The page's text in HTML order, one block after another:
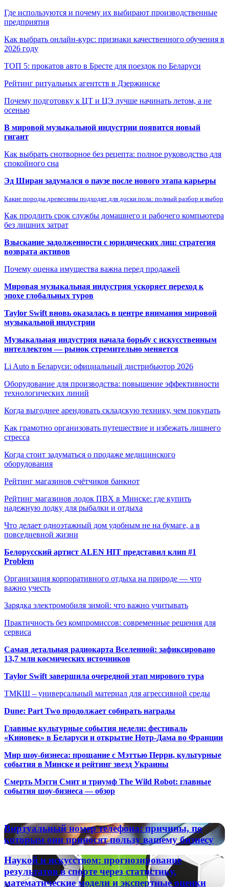
Где используются и почему их выбирают производственные
предприятия
Как выбрать онлайн-курс: признаки качественного обучения в
2026 году
ТОП 5: прокатов авто в Бресте для поездок по Беларуси
Рейтинг ритуальных агентств в Дзержинске
Почему подготовку к ЦТ и ЦЭ лучше начинать летом, а не
осенью
В мировой музыкальной индустрии появится новый
гигант
Как выбрать снотворное без рецепта: полное руководство для
спокойного сна
Эд Ширан задумался о паузе после нового этапа карьеры
Какие породы древесины подходят для доски пола: полный разбор и выбор
Как продлить срок службы домашнего и рабочего компьютера
без лишних затрат
Взыскание задолженности с юридических лиц: стратегия
возврата активов
Почему оценка имущества важна перед продажей
Мировая музыкальная индустрия ускоряет переход к
эпохе глобальных туров
Taylor Swift вновь оказалась в центре внимания мировой
музыкальной индустрии
Музыкальная индустрия начала борьбу с искусственным
интеллектом — рынок стремительно меняется
Li Auto в Беларуси: официальный дистрибьютор 2026
Оборудование для производства: повышение эффективности
технологических линий
Когда выгоднее арендовать складскую технику, чем покупать
Как грамотно организовать путешествие и избежать лишнего
стресса
Когда стоит задуматься о продаже медицинского
оборудования
Рейтинг магазинов счётчиков банкнот
Рейтинг магазинов лодок ПВХ в Минске: где купить
надежную лодку для рыбалки и отдыха
Что делает одноэтажный дом удобным не на бумаге, а в
повседневной жизни
Белорусский артист ALEN HIT представил клип #1
Problem
Организация корпоративного отдыха на природе — что
важно учесть
Зарядка электромобиля зимой: что важно учитывать
Практичность без компромиссов: современные решения для
сервиса
Самая детальная радиокарта Вселенной: зафиксировано
13,7 млн космических источников
Taylor Swift завершила очередной этап мирового тура
ТМКЩ – универсальный материал для агрессивной среды
Dune: Part Two продолжает собирать награды
Главные культурные события недели: фестиваль
«Киновек» в Беларуси и открытие Нотр-Дама во Франции
Мир шоу-бизнеса: прощание с Мэттью Перри, культурные
события в Минске и рейтинг звезд Украины
Смерть Мэгги Смит и триумф The Wild Robot: главные
события шоу-бизнеса — обзор
Виртуальный
номер
телефона:
причины,
по
которым
они
Виртуальный номер телефона: причины, по
которым они приносят пользу вашему бизнесу
Наукой
искусством:
Наукой и искусством: прогнозирование
результатов в спорте через статистику,
математические модели и экспертные оценки